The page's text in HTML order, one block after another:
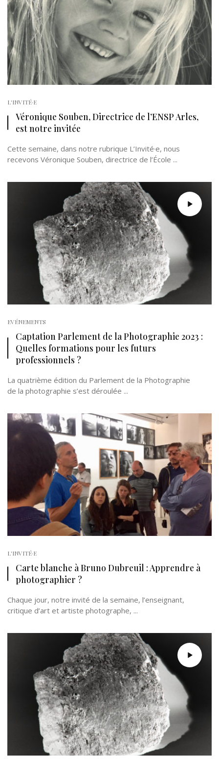
L'INVITÉ·E
Véronique Souben, Directrice de l’ENSP Arles,
est notre invitée
Cette semaine, dans notre rubrique L’Invité·e, nous
recevons Véronique Souben, directrice de l’École ...
EVÉNEMENTS
Captation Parlement de la Photographie 2023 :
Quelles formations pour les futurs
professionnels ?
La quatrième édition du Parlement de la Photographie
de la photographie s’est déroulée ...
L'INVITÉ·E
Carte blanche à Bruno Dubreuil : Apprendre à
photographier ?
Chaque jour, notre invité de la semaine, l’enseignant,
critique d’art et artiste photographe, ...